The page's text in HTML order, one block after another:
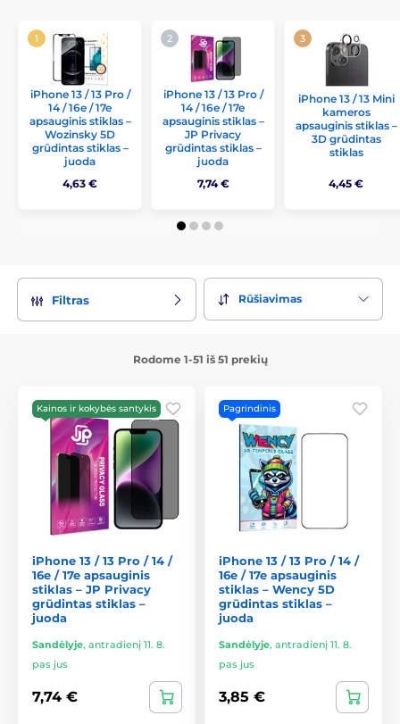
iPhone 13 / 13 Pro /
14 / 16e / 17e
apsauginis stiklas –
Wozinsky 5D
grūdintas stiklas –
juoda
4,63 €
iPhone 13 / 13 Pro /
14 / 16e / 17e
apsauginis stiklas –
JP Privacy
grūdintas stiklas –
juoda
7,74 €
iPhone 13 / 13 Mini
kameros
apsauginis stiklas –
3D grūdintas
stiklas
4,45 €
Filtras Rūšiavimas
Rodome 1-51 iš 51 prekių
Kainos ir kokybės santykis
iPhone 13 / 13 Pro / 14 /
16e / 17e apsauginis
stiklas – JP Privacy
grūdintas stiklas –
juoda
Sandėlyje, antradienį 11. 8.
pas jus
7,74 €
Pagrindinis
iPhone 13 / 13 Pro / 14 /
16e / 17e apsauginis
stiklas – Wency 5D
grūdintas stiklas –
juoda
Sandėlyje, antradienį 11. 8.
pas jus
3,85 €